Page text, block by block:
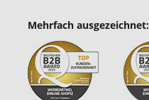
PET
Mehrfach ausgezeichnet: